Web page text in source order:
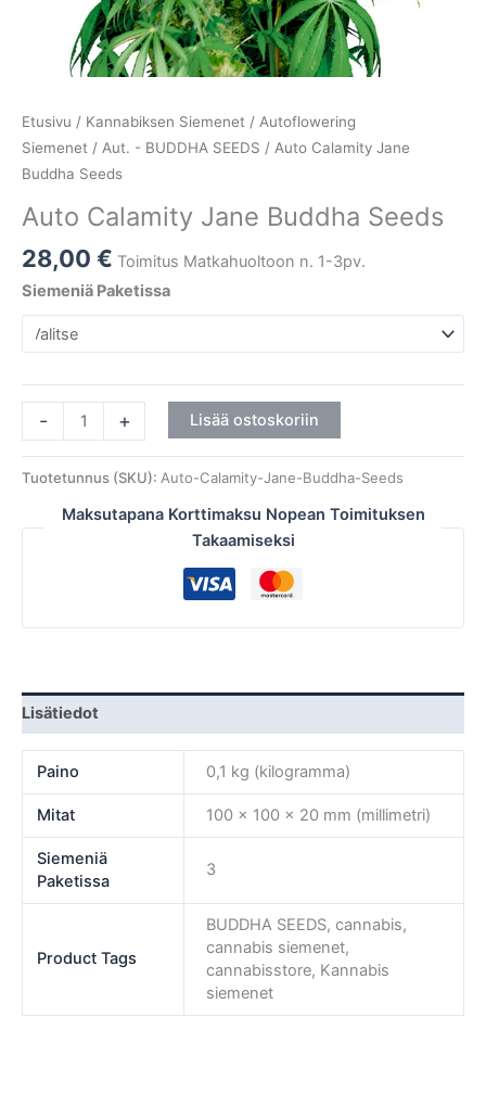
Etusivu / Kannabiksen Siemenet / Autoflowering
Siemenet / Aut. - BUDDHA SEEDS / Auto Calamity Jane
Buddha Seeds
Auto Calamity Jane Buddha Seeds
28,00 € Toimitus Matkahuoltoon n. 1-3pv.
Siemeniä Paketissa
- + Lisää ostoskoriin
Tuotetunnus (SKU): Auto-Calamity-Jane-Buddha-Seeds
Maksutapana Korttimaksu Nopean Toimituksen
Takaamiseksi
Lisätiedot
Paino 0,1 kg (kilogramma)
Mitat 100 × 100 × 20 mm (millimetri)
Siemeniä
Paketissa
3
Product Tags
BUDDHA SEEDS, cannabis,
cannabis siemenet,
cannabisstore, Kannabis
siemenet